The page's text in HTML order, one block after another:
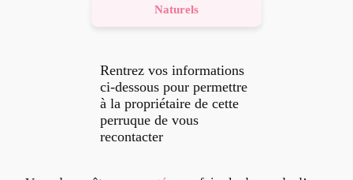
Naturels
Rentrez vos informations
ci-dessous pour permettre
à la propriétaire de cette
perruque de vous
recontacter